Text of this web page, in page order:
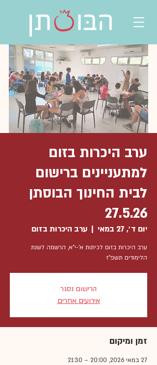
ערב היכרות בזום
למתעניינים ברישום
לבית החינוך הבוסתן
27.5.26
יום ד׳, 27 במאי
  |
ערב היכרות בזום
ערב היכרות בזום לכיתות א'-י"א, הרשמה לשנת
הלימודים תשפ"ז
הרישום נסגר
אירועים אחרים
זמן ומיקום
27 במאי 2026, 20:00 – 21:30